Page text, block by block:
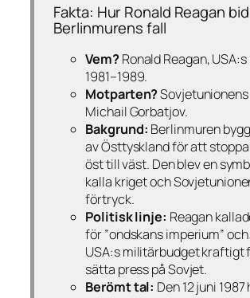
Fakta: Hur Ronald Reagan
Berlinmurens fall
Vem?Ronald Reagan,
1981–1989.
Motparten?
Michail Gorbatjov.
Bakgrund: Berlinmuren
av Östtyskland för att
öst till väst. Den blev en
kalla kriget och
förtryck.
Politisk linje: Reagan
för”ondskans imperium”
USA:s militärbudget kraftigt
sätta press på Sovjet.
Berömt tal: Den 12 juni 1987